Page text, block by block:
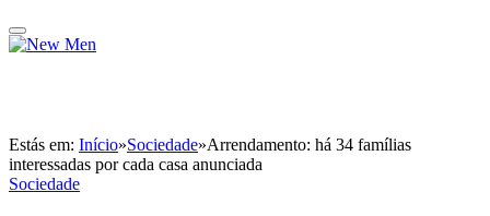
Estás em: Início»Sociedade»Arrendamento: há 34 famílias
interessadas por cada casa anunciada
Sociedade